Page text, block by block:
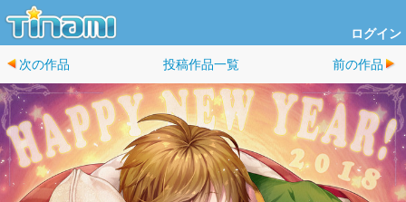
ログイン
次の作品 投稿作品一覧 前の作品